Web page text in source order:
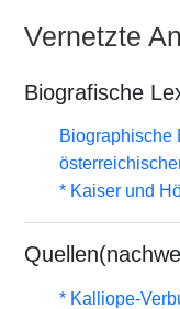
Vernetzte
Biografische
Biographische
* Kaiser und
* Kalliope-